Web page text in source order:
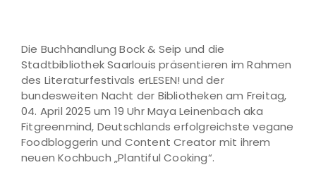
Die Buchhandlung Bock & Seip und die
Stadtbibliothek Saarlouis präsentieren im Rahmen
des Literaturfestivals erLESEN! und der
bundesweiten Nacht der Bibliotheken am Freitag,
04. April 2025 um 19 Uhr Maya Leinenbach aka
Fitgreenmind, Deutschlands erfolgreichste vegane
Foodbloggerin und Content Creator mit ihrem
neuen Kochbuch „Plantiful Cooking“.